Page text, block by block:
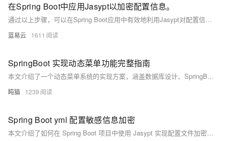
在Spring Boot中应用Jasypt以加密配置信息。
通过以上步骤，可以在Spring Boot应用中有效地利用Jasypt对配置信息进行加密，这样即使配置文件被泄露，其中的敏感信息也不会直接暴露给攻击者。这是一种在不牺牲操作复杂度的情况下提升应用安全性的简便方法。
蓝易云 1611
SpringBoot 实现动态菜单功能完整指南
本文介绍了一个动态菜单系统的实现方案，涵盖数据库设计、SpringBoot后端实现、Vue前端展示及权限控制等内容，适用于中后台系统的权限管理。
盹猫 1239
Spring Boot yml 配置敏感信息加密
本文介绍了如何在 Spring Boot 项目中使用 Jasypt 实现配置文件加密，包含添加依赖、配置密钥、生成加密值、在配置中使用加密值及验证步骤，并提供了注意事项，确保敏感信息的安全管理。